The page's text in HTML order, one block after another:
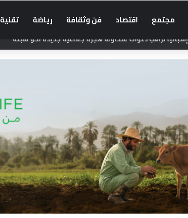
مجتمع اقتصاد فن وثقافة رياضة تقنية
إسبانيا تراقب دعوات لمحاولة هجرة جماعية جديدة نحو سبتة